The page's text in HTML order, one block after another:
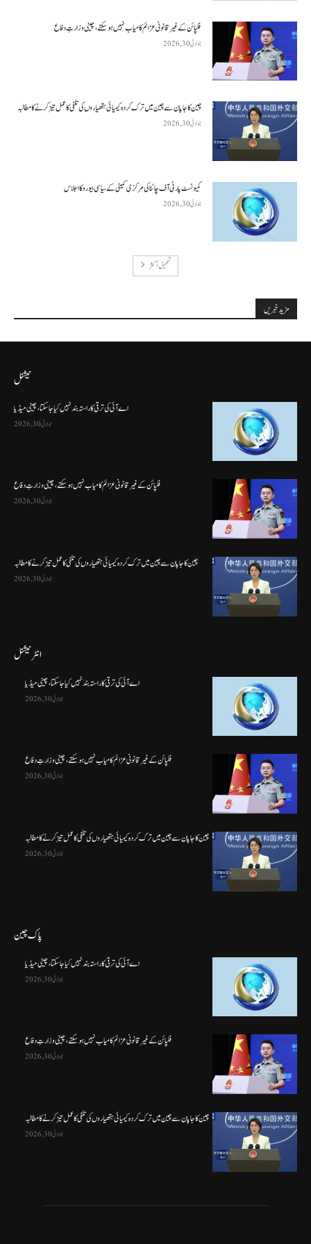
فلپائن کے غیر قانونی عزائم کامیاب نہیں ہو سکتے ، چینی وزارتِ دفاع
جولائی 30, 2026
چین کا جاپان سے چین میں ترک کردہ کیمیائی ہتھیاروں کی تلفی کا عمل تیز کرنے کا مطالبہ
جولائی 30, 2026
کمیونسٹ پارٹی آف چائنا کی مرکزی کمیٹی کے سیاسی بیورو کا اجلاس
جولائی 30, 2026
تحميل أكثر
مزید خبریں
نیشنل
اے آئی کی ترقی کا راستہ بند نہیں کیا جا سکتا، چینی میڈیا
جولائی 30, 2026
فلپائن کے غیر قانونی عزائم کامیاب نہیں ہو سکتے ، چینی وزارتِ دفاع
جولائی 30, 2026
چین کا جاپان سے چین میں ترک کردہ کیمیائی ہتھیاروں کی تلفی کا عمل تیز کرنے کا مطالبہ
جولائی 30, 2026
انٹرنیشنل
اے آئی کی ترقی کا راستہ بند نہیں کیا جا سکتا، چینی میڈیا
جولائی 30, 2026
فلپائن کے غیر قانونی عزائم کامیاب نہیں ہو سکتے ، چینی وزارتِ دفاع
جولائی 30, 2026
چین کا جاپان سے چین میں ترک کردہ کیمیائی ہتھیاروں کی تلفی کا عمل تیز کرنے کا مطالبہ
جولائی 30, 2026
پاک چین
اے آئی کی ترقی کا راستہ بند نہیں کیا جا سکتا، چینی میڈیا
جولائی 30, 2026
فلپائن کے غیر قانونی عزائم کامیاب نہیں ہو سکتے ، چینی وزارتِ دفاع
جولائی 30, 2026
چین کا جاپان سے چین میں ترک کردہ کیمیائی ہتھیاروں کی تلفی کا عمل تیز کرنے کا مطالبہ
جولائی 30, 2026